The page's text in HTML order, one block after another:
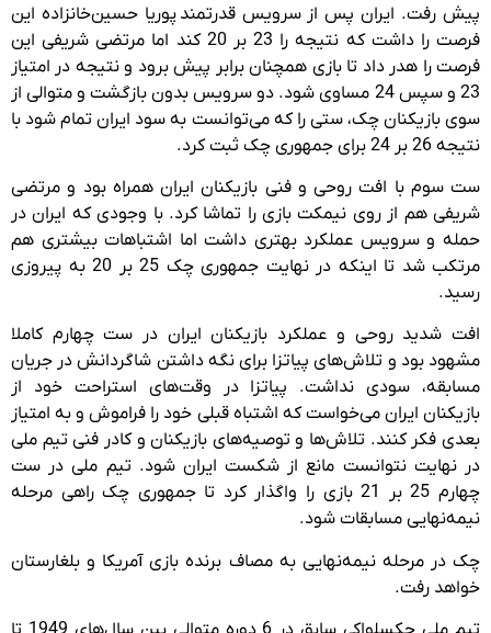
پیش رفت. ایران پس از سرویس قدرتمند پوریا حسین‌خانزاده این
فرصت را داشت که نتیجه را 23 بر 20 کند اما مرتضی شریفی این
فرصت را هدر داد تا بازی همچنان برابر پیش برود و نتیجه در امتیاز
23 و سپس 24 مساوی شود. دو سرویس بدون بازگشت و متوالی از
سوی بازیکنان چک، ستی را که می‌توانست به سود ایران تمام شود با
نتیجه 26 بر 24 برای جمهوری چک ثبت کرد.
ست سوم با افت روحی و فنی بازیکنان ایران همراه بود و مرتضی
شریفی هم از روی نیمکت بازی را تماشا کرد. با وجودی که ایران در
حمله و سرویس عملکرد بهتری داشت اما اشتباهات بیشتری هم
مرتکب شد تا اینکه در نهایت جمهوری چک 25 بر 20 به پیروزی
رسید.
افت شدید روحی و عملکرد بازیکنان ایران در ست چهارم کاملا
مشهود بود و تلاش‌های پیاتزا برای نگه داشتن شاگردانش در جریان
مسابقه، سودی نداشت. پیاتزا در وقت‌های استراحت خود از
بازیکنان ایران می‌خواست که اشتباه قبلی خود را فراموش و به امتیاز
بعدی فکر کنند. تلاش‌ها و توصیه‌های بازیکنان و کادر فنی تیم ملی
در نهایت نتوانست مانع از شکست ایران شود. تیم ملی در ست
چهارم 25 بر 21 بازی را واگذار کرد تا جمهوری چک راهی مرحله
نیمه‌نهایی مسابقات شود.
چک در مرحله نیمه‌نهایی به مصاف برنده بازی آمریکا و بلغارستان
خواهد رفت.